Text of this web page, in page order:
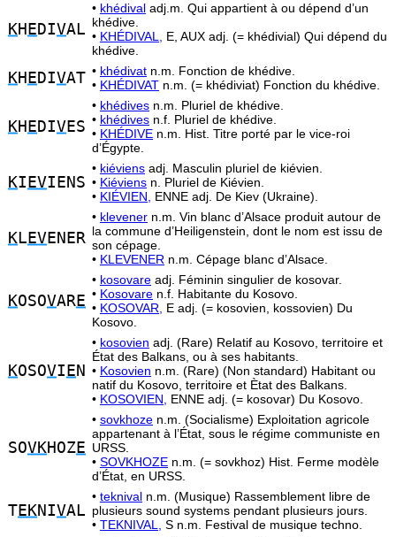
KH E DIVAL
• khédival adj.m. Qui appartient à ou dépend d’un
khédive.
• KHÉDIVAL,
E, AUX adj. (= khédivial) Qui dépend du
khédive.
KH E DIVAT • khédivat n.m. Fonction de khédive.
• KHÉDIVAT n.m. (= khédiviat) Fonction du khédive.
KH E DIVES
• khédives n.m. Pluriel de khédive.
• khédives n.f. Pluriel de khédive.
• KHÉDIVE n.m. Hist. Titre porté par le vice-roi
d’Égypte.
KI EVIENS
• kiéviens adj. Masculin pluriel de kiévien.
• Kiéviens n. Pluriel de Kiévien.
• KIÉVIEN, ENNE adj. De Kiev (Ukraine).
KL EVENER
• klevener n.m. Vin blanc d’Alsace produit autour de
la commune d’Heiligenstein, dont le nom est issu de
son cépage.
• KLEVENER n.m. Cépage blanc d’Alsace.
KOSOVARE
• kosovare adj. Féminin singulier de kosovar.
• Kosovare n.f. Habitante du Kosovo.
• KOSOVAR,
E adj. (= kosovien, kossovien) Du
Kosovo.
KOSOVI E N
• kosovien adj. (Rare) Relatif au Kosovo, territoire et
État des Balkans, ou à ses habitants.
• Kosovien n.m. (Rare) (Non standard) Habitant ou
natif du Kosovo, territoire et Ètat des Balkans.
• KOSOVIEN, ENNE adj. (= kosovar) Du Kosovo.
SOVKHOZE
• sovkhoze n.m. (Socialisme) Exploitation agricole
appartenant à l’État, sous le régime communiste en
URSS.
• SOVKHOZE n.m. (= sovkhoz) Hist. Ferme modèle
d’État, en URSS.
TEKNIVAL
• teknival n.m. (Musique) Rassemblement libre de
plusieurs sound systems pendant plusieurs jours.
• TEKNIVAL, S n.m. Festival de musique techno.